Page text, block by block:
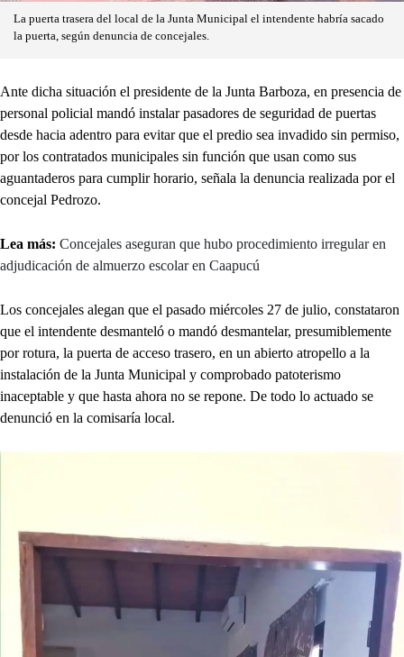
La puerta trasera del local de la Junta Municipal el intendente habría sacado
la puerta, según denuncia de concejales.
Ante dicha situación el presidente de la Junta Barboza, en presencia de
personal policial mandó instalar pasadores de seguridad de puertas
desde hacia adentro para evitar que el predio sea invadido sin permiso,
por los contratados municipales sin función que usan como sus
aguantaderos para cumplir horario, señala la denuncia realizada por el
concejal Pedrozo.
Lea más: Concejales aseguran que hubo procedimiento irregular en
adjudicación de almuerzo escolar en Caapucú
Los concejales alegan que el pasado miércoles 27 de julio, constataron
que el intendente desmanteló o mandó desmantelar, presumiblemente
por rotura, la puerta de acceso trasero, en un abierto atropello a la
instalación de la Junta Municipal y comprobado patoterismo
inaceptable y que hasta ahora no se repone. De todo lo actuado se
denunció en la comisaría local.